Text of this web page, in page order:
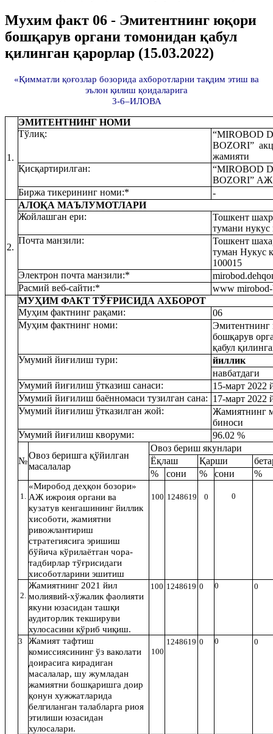
Мухим факт 06 - Эмитентнинг юқори
бошқарув органи томонидан қабул
қилинган қарорлар (15.03.2022)
«Қимматли қоғозлар бозорида ахборотларни тақдим этиш ва
эълон қилиш қоидаларига
3-6–ИЛОВА
1.
ЭМИТЕНТНИНГ НОМИ
Тўлиқ:
“MIROBOD
BOZORI”
жамияти
Қисқартирилган:
“MIROBOD
BOZORI” АЖ
Биржа тикерининг номи:*
-
2.
АЛОҚА МАЪЛУМОТЛАРИ
Жойлашган ери:
Тошкент
тумани нукус
Почта манзили:
Тошкент
туман Нукус
100015
Электрон почта манзили:*
mirobod.
Расмий веб-сайти:*
www mirobod-
МУҲИМ ФАКТ ТЎҒРИСИДА АХБОРОТ
Муҳим фактнинг рақами:
06
Муҳим фактнинг номи:
бошқарув
қабул
Умумий йиғилиш тури:
йиллик
навбатдаги
Умумий йиғилиш ўтказиш санаси:
15-март 2022
Умумий йиғилиш баённомаси тузилган сана: 17-март 2022
Умумий йиғилиш ўтказилган жой:
Жамиятнинг
биноси
Умумий йиғилиш кворуми:
96.02 %
№
Овоз беришга қўйилган
масалалар
Овоз бериш якунлари
Ёқлаш
Қарши
%
сони % сони %
1.
«Миробод деҳқон бозори»
АЖ ижроия органи ва
кузатув кенгашининг йиллик
хисоботи, жамиятни
ривожлантириш
стратегиясига эришиш
бўйича кўрилаётган чора-
тадбирлар тўғрисидаги
хисоботларини эшитиш
100 1248619 0 0
2.
Жамиятнинг 2021 йил
молиявий-хўжалик фаолияти
якуни юзасидан ташқи
аудиторлик текшируви
хулосасини кўриб чиқиш.
100 1248619 0 0 0
3
Жамият тафтиш
комиссиясининг ўз ваколати
доирасига кирадиган
масалалар, шу жумладан
жамиятни бошқаришга доир
қонун хужжатларида
белгиланган талабларга риоя
этилиши юзасидан
хулосалари.
100
1248619 0 0 0